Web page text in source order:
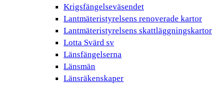
Krigsfängelseväsendet
Lantmäteristyrelsens renoverade kartor
Lantmäteristyrelsens skattläggningskartor
Lotta Svärd sv
Länsfängelserna
Länsmän
Länsräkenskaper